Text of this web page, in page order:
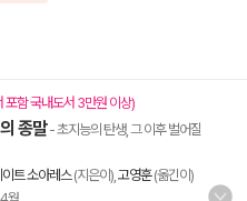
포함 국내도서 3만원 이상)
종말- 초지능의 탄생, 그 이후 벌어질
이트 소아레스(지은이), 고영훈(옮긴이)